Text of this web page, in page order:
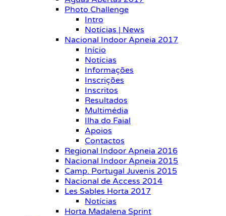
Photo Challenge
Intro
Notícias | News
Nacional Indoor Apneia 2017
Início
Notícias
Informações
Inscrições
Inscritos
Resultados
Multimédia
Ilha do Faial
Apoios
Contactos
Regional Indoor Apneia 2016
Nacional Indoor Apneia 2015
Camp. Portugal Juvenis 2015
Nacional de Access 2014
Les Sables Horta 2017
Notícias
Horta Madalena Sprint